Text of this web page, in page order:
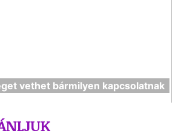
vethet bármilyen kapcsolatnak